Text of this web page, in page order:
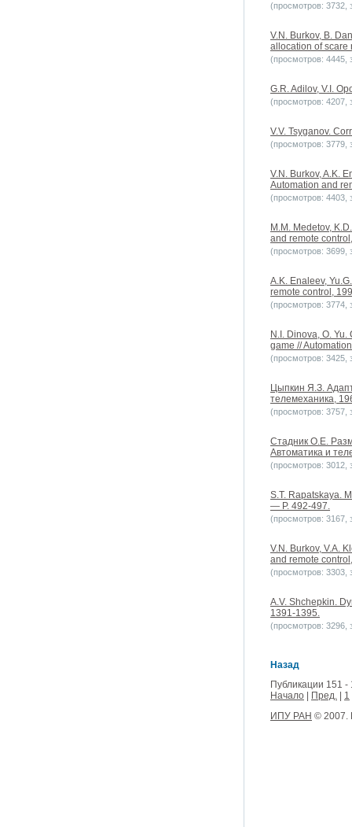
(просмотров: 3732,
V.N. Burkov, B.
allocation of scare
(просмотров: 4445,
G.R. Adilov, V.I.
(просмотров: 4207,
V.V. Tsyganov.
(просмотров: 3779,
V.N. Burkov, A.K.
Automation and
(просмотров: 4403,
M.M. Medetov,
and remote
(просмотров: 3699,
A.K. Enaleev,
remote control,
(просмотров: 3774,
N.I. Dinova, O.
game //
(просмотров: 3425,
Цыпкин Я.З.
телемеханика,
(просмотров: 3757,
Стадник О.Е.
Автоматика и
(просмотров: 3012,
S.T. Rapatskaya.
— P. 492-497.
(просмотров: 3167,
V.N. Burkov, V.A.
and remote
(просмотров: 3303,
A.V. Shchepkin.
1391-1395.
(просмотров: 3296,
Назад
Публикации 151 -
Начало
Пред.
1
ИПУ РАН © 2007.